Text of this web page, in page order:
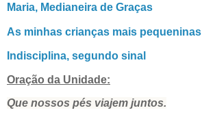
Maria, Medianeira de Graças
As minhas crianças mais pequeninas
Indisciplina, segundo sinal
Oração da Unidade:
Que nossos pés viajem juntos.